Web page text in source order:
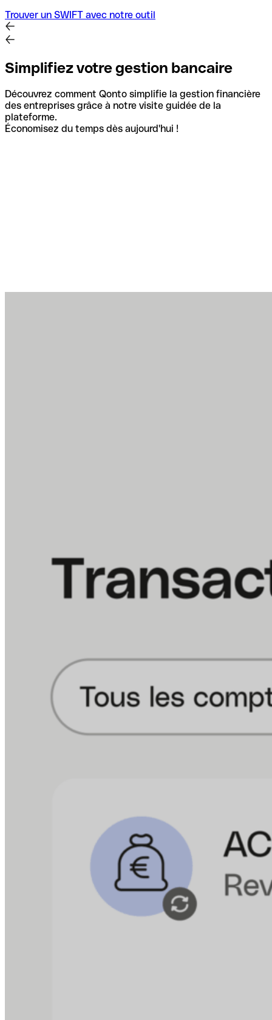
Trouver un SWIFT avec notre outil
Simplifiez votre gestion bancaire
Découvrez comment Qonto simplifie la gestion financière
des entreprises grâce à notre visite guidée de la
plateforme.
Économisez du temps dès aujourd'hui !